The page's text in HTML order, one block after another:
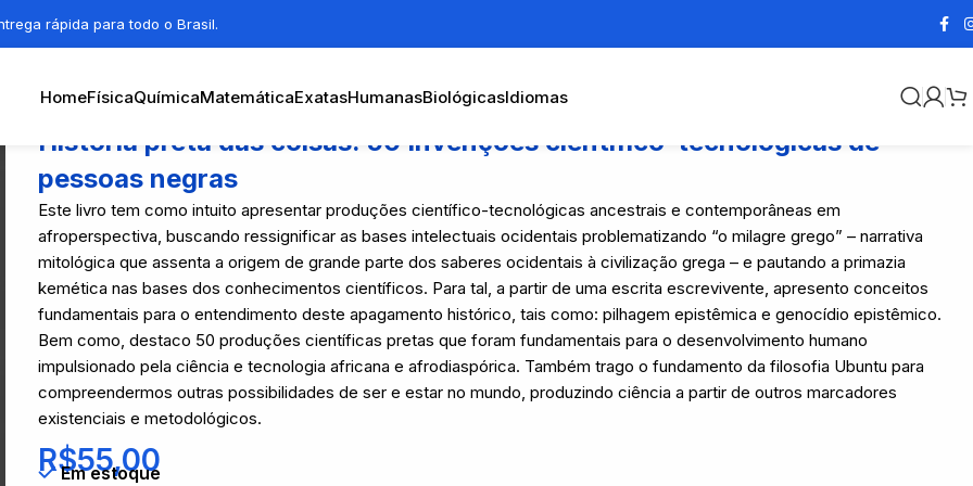
rápida para todo o Brasil.
HomeFísicaQuímicaMatemáticaExatasHumanasBiológicasIdiomas
História preta das coisas: 50 Invenções científico-tecnológicas de
pessoas negras
Este livro tem como intuito apresentar produções científico-tecnológicas ancestrais e contemporâneas em
afroperspectiva, buscando ressignificar as bases intelectuais ocidentais problematizando “o milagre grego” – narrativa
mitológica que assenta a origem de grande parte dos saberes ocidentais à civilização grega – e pautando a primazia
kemética nas bases dos conhecimentos científicos. Para tal, a partir de uma escrita escrevivente, apresento conceitos
fundamentais para o entendimento deste apagamento histórico, tais como: pilhagem epistêmica e genocídio epistêmico.
Bem como, destaco 50 produções científicas pretas que foram fundamentais para o desenvolvimento humano
impulsionado pela ciência e tecnologia africana e afrodiaspórica. Também trago o fundamento da filosofia Ubuntu para
compreendermos outras possibilidades de ser e estar no mundo, produzindo ciência a partir de outros marcadores
existenciais e metodológicos.
R$55,00
Em estoque